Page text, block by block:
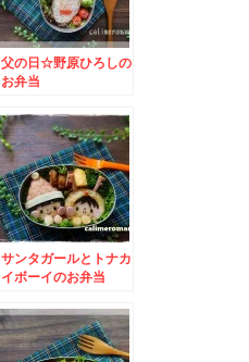
父の日☆野原ひろしの
お弁当
サンタガールとトナカ
イボーイのお弁当